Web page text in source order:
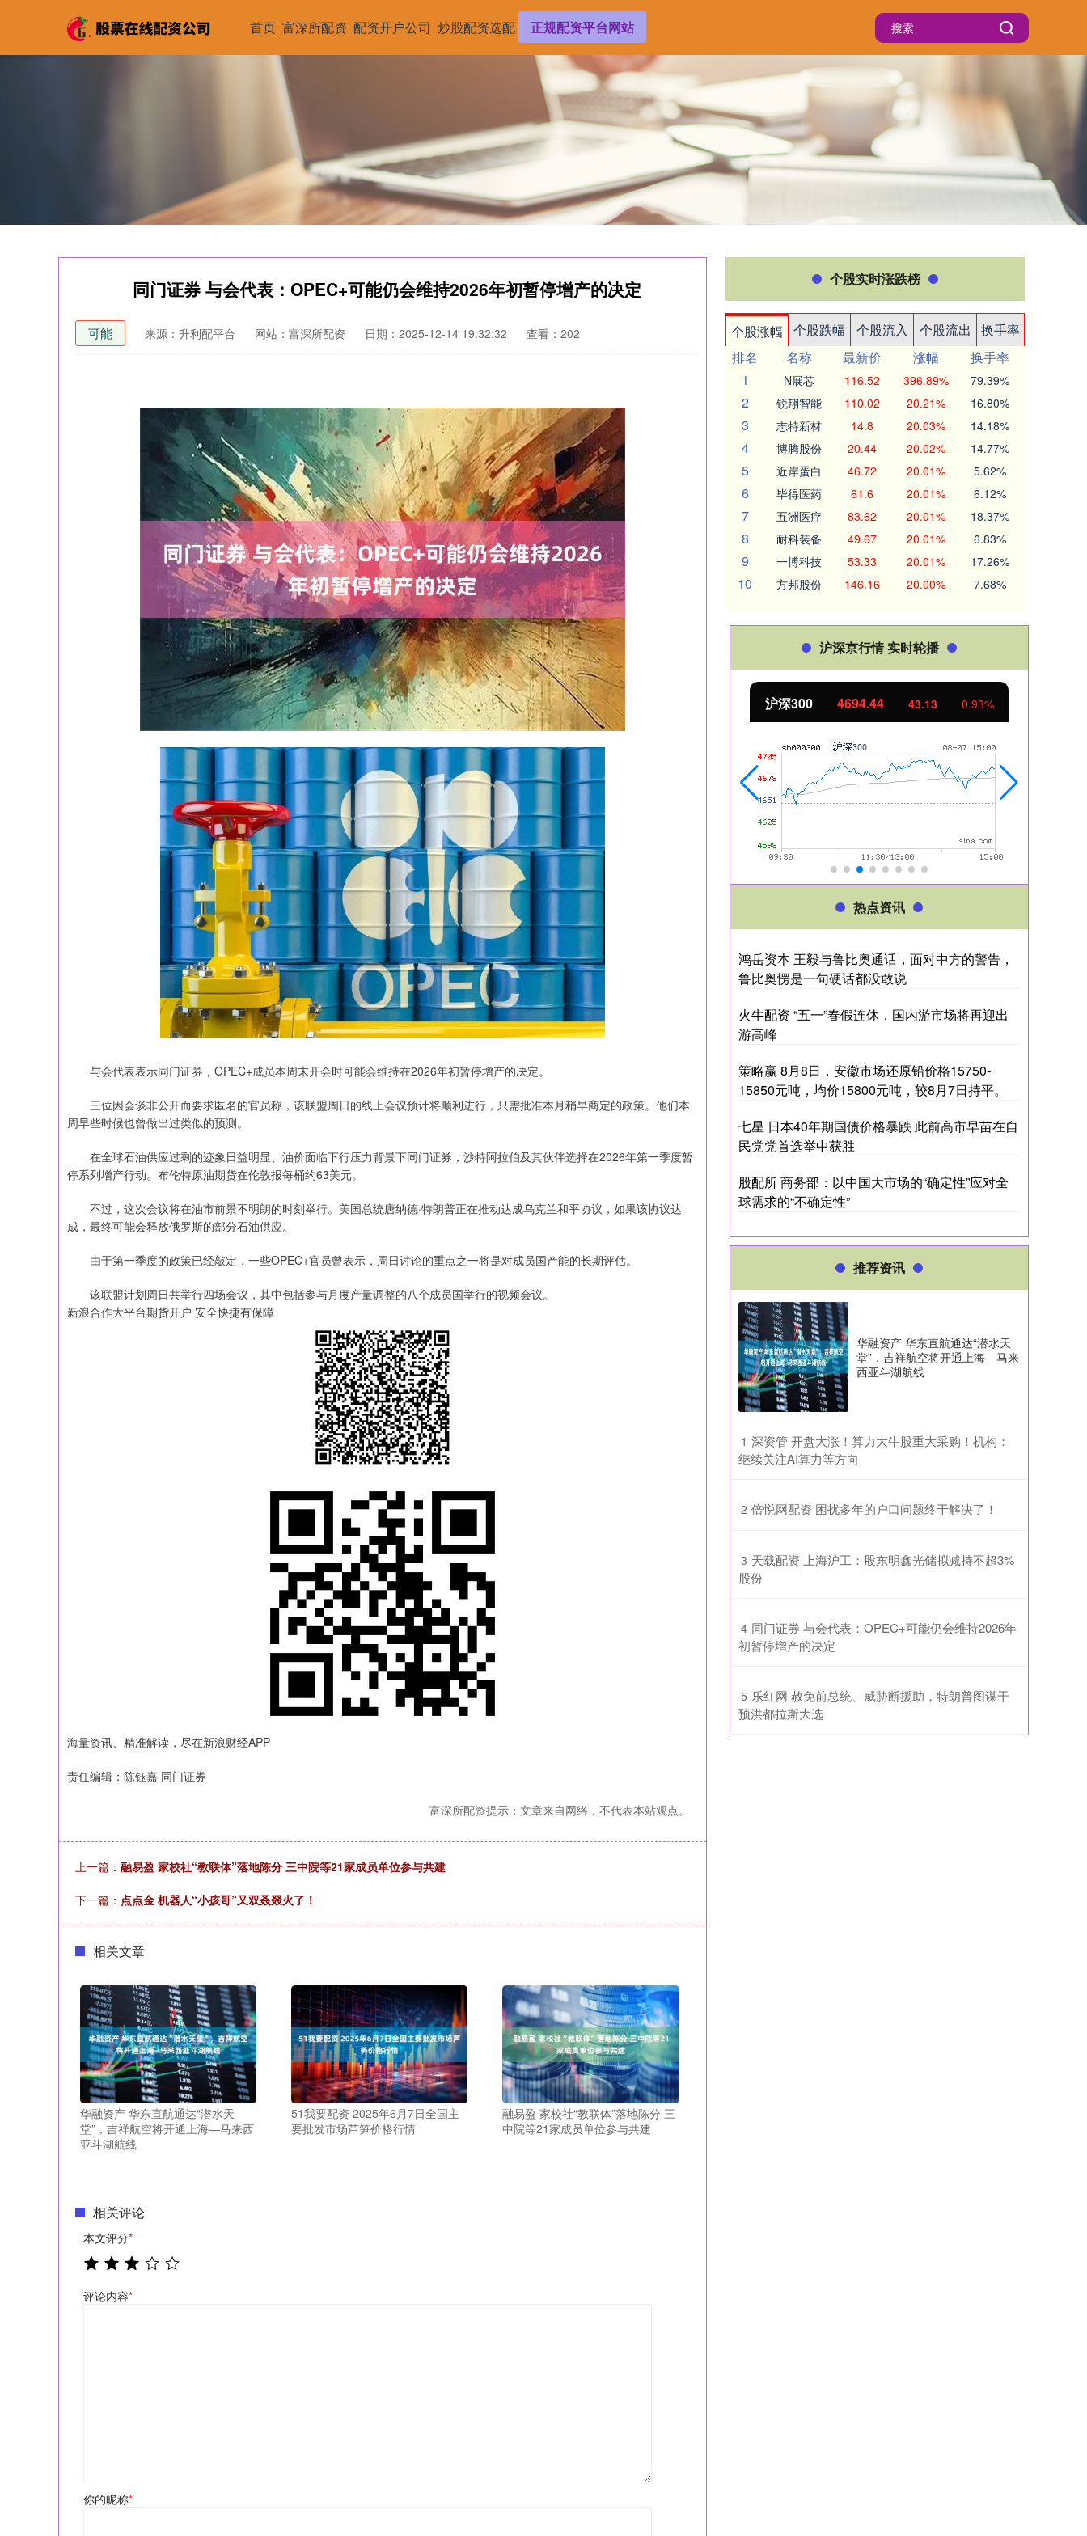
首页 富深所配资 配资开户公司 炒股配资选配 正规配资平台网站
同门证券 与会代表：OPEC+可能仍会维持2026年初暂停增产的决定
可能 来源：升利配平台 网站：富深所配资 日期：2025-12-14 19:32:32 查看：202
与会代表表示同门证券，OPEC+成员本周末开会时可能会维持在2026年初暂停增产的决定。
三位因会谈非公开而要求匿名的官员称，该联盟周日的线上会议预计将顺利进行，只需批准本月稍早商定的政策。他们本
周早些时候也曾做出过类似的预测。
在全球石油供应过剩的迹象日益明显、油价面临下行压力背景下同门证券，沙特阿拉伯及其伙伴选择在2026年第一季度暂
停系列增产行动。布伦特原油期货在伦敦报每桶约63美元。
不过，这次会议将在油市前景不明朗的时刻举行。美国总统唐纳德·特朗普正在推动达成乌克兰和平协议，如果该协议达
成，最终可能会释放俄罗斯的部分石油供应。
由于第一季度的政策已经敲定，一些OPEC+官员曾表示，周日讨论的重点之一将是对成员国产能的长期评估。
该联盟计划周日共举行四场会议，其中包括参与月度产量调整的八个成员国举行的视频会议。
新浪合作大平台期货开户 安全快捷有保障
海量资讯、精准解读，尽在新浪财经APP
责任编辑：陈钰嘉 同门证券
富深所配资提示：文章来自网络，不代表本站观点。
上一篇： 融易盈 家校社“教联体”落地陈分 三中院等21家成员单位参与共建
下一篇： 点点金 机器人“小孩哥”又双叒叕火了！
相关文章
华融资产 华东直航通达“潜水天
堂”，吉祥航空将开通上海—马来西
亚斗湖航线
51我要配资 2025年6月7日全国主
要批发市场芦笋价格行情
融易盈 家校社“教联体”落地陈分 三
中院等21家成员单位参与共建
相关评论
本文评分*
评论内容*
你的昵称*
个股实时涨跌榜
个股涨幅 个股跌幅 个股流入 个股流出
换手率
排名
名称 最新价 涨幅
换手率
1
N展芯 116.52 396.89% 79.39%
2 锐翔智能 110.02 20.21% 16.80%
3 志特新材 14.8 20.03% 14.18%
4 博腾股份 20.44 20.02% 14.77%
5 近岸蛋白 46.72 20.01% 5.62%
6 毕得医药 61.6 20.01% 6.12%
7 五洲医疗 83.62 20.01% 18.37%
8 耐科装备 49.67 20.01% 6.83%
9 一博科技 53.33 20.01% 17.26%
10 方邦股份 146.16 20.00% 7.68%
沪深京行情 实时轮播
深证成指 14311.01 200.89 1.42% 沪深300 4694.44 43.13 北证50 1134.24 11.37 1.01%
热点资讯
鸿岳资本 王毅与鲁比奥通话，面对中方的警告，
鲁比奥愣是一句硬话都没敢说
火牛配资 “五一”春假连休，国内游市场将再迎出
游高峰
策略赢 8月8日，安徽市场还原铅价格15750-
15850元吨，均价15800元吨，较8月7日持平。
七星 日本40年期国债价格暴跌 此前高市早苗在自
民党党首选举中获胜
股配所 商务部：以中国大市场的“确定性”应对全
球需求的“不确定性”
推荐资讯
华融资产 华东直航通达“潜水天
堂”，吉祥航空将开通上海—马来
西亚斗湖航线
1 ​深资管 开盘大涨！算力大牛股重大采购！机构：
继续关注AI算力等方向
2 ​倍悦网配资 困扰多年的户口问题终于解决了！
3 ​天载配资 上海沪工：股东明鑫光储拟减持不超3%
股份
4 ​同门证券 与会代表：OPEC+可能仍会维持2026年
初暂停增产的决定
5 ​乐红网 赦免前总统、威胁断援助，特朗普图谋干
预洪都拉斯大选